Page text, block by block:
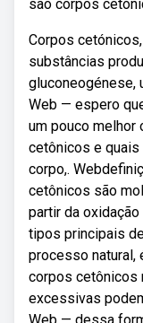
são corpos
Corpos
substâncias
gluconeogénese,
Web — espero
um pouco
cetônicos e
corpo,.
cetônicos são
partir da
tipos principais
processo natural,
corpos cetônicos
excessivas